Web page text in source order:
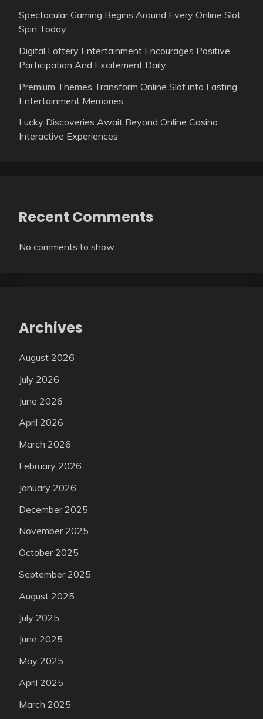
Spectacular Gaming Begins Around Every Online Slot
Spin Today
Digital Lottery Entertainment Encourages Positive
Participation And Excitement Daily
Premium Themes Transform Online Slot into Lasting
Entertainment Memories
Lucky Discoveries Await Beyond Online Casino
Interactive Experiences
Recent Comments
No comments to show.
Archives
August 2026
July 2026
June 2026
April 2026
March 2026
February 2026
January 2026
December 2025
November 2025
October 2025
September 2025
August 2025
July 2025
June 2025
May 2025
April 2025
March 2025